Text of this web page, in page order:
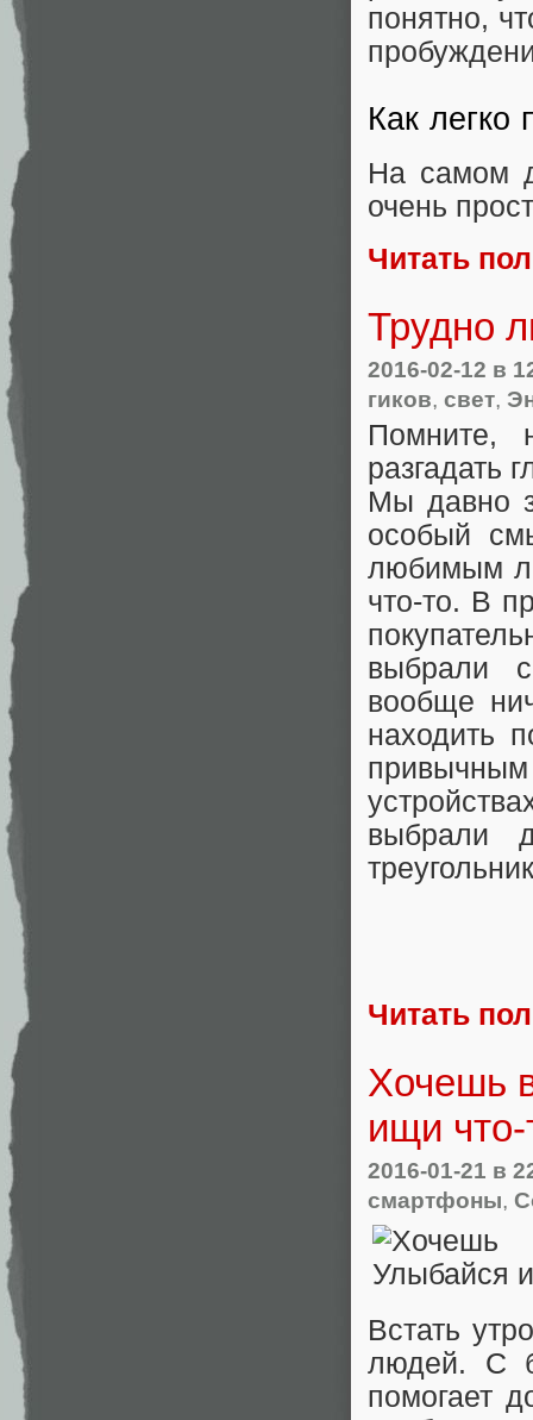
понятно,
Как легко
На самом
очень
Читать
Трудно
2016-02-12 в
гиков, свет,
Помните,
разгадать
Мы давно
особый
любимым
что-то. В
выбрали
вообще
находить
выбрали
Читать
Хочешь
ищи что-
2016-01-21 в
смартфоны,
Встать
людей. С
помогает